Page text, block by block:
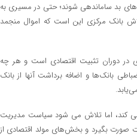
بد ساماندهی شوند؛ حتی در مسیری به
بانک مرکزی این است که اموال منجمد
در دوران تثبیت اقتصادی است و هر چه
بانک‌ها و اضافه برداشت آنها از بانک
کند، اما تلاش می شود سیاست مدیریت
صورت بگیرد و بخش‌های مولد اقتصادی از